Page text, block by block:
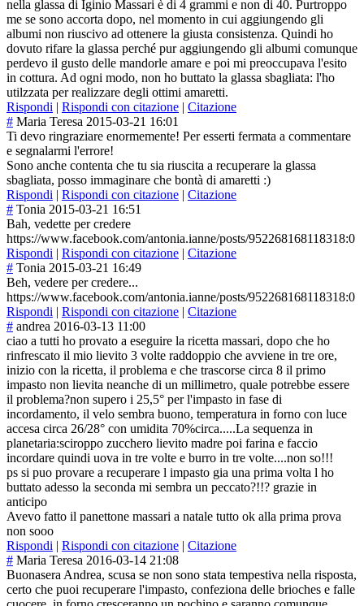
nella glassa di Iginio Massari è di 4 grammi e non di 40. Purtroppo
me se sono accorta dopo, nel momento in cui aggiungendo gli
albumi non riuscivo ad ottenere la giusta consistenza. Quindi ho
dovuto rifare la glassa perché pur aggiungendo gli albumi comunque
perdevo il gusto delle mandorle amare e poi mi preoccupava l'esito
in cottura. Ad ogni modo, non ho buttato la glassa sbagliata: l'ho
utilzzata per realizzare degli ottimi amaretti.
Rispondi | Rispondi con citazione | Citazione
# Maria Teresa 2015-03-21 16:01
Ti devo ringraziare enormemente! Per esserti fermata a commentare
e segnalarmi l'errore!
Sono anche contenta che tu sia riuscita a recuperare la glassa
sbagliata, posso immaginare che bontà di amaretti :)
Rispondi | Rispondi con citazione | Citazione
# Tonia 2015-03-21 16:51
Bah, vedette per credere
https://www.facebook.com/antonia.ianne/posts/952268168118318:0
Rispondi | Rispondi con citazione | Citazione
# Tonia 2015-03-21 16:49
Beh, vedere per credere...
https://www.facebook.com/antonia.ianne/posts/952268168118318:0
Rispondi | Rispondi con citazione | Citazione
# andrea 2016-03-13 11:00
ciao a tutti ho provato a eseguire la ricetta massari, dopo che ho
rinfrescato il mio lievito 3 volte raddoppio che avviene in tre ore,
inizio con la ricetta, il problema e che trascorse circa 8 il primo
impasto non lievita neanche di un millimetro, quale potrebbe essere
il problema?non supero i 25,5° per l'impasto in fase di
incordamento, il velo sembra buono, temperatura in forno con luce
accesa circa 26/28° con umidita 70%circa.....La sequenza in
planetaria:sciroppo zucchero lievito madre poi farina e faccio
incordare quindi uova in tre volte e burro in tre volte....non so!!!
ps si puo provare a recuperare l impasto gia una prima volta l ho
buttato adesso la seconda mi sembra un peccato?!!? grazie in
anticipo
Avevo fatto il panettone massari a natale tutto ok alla prima prova
non sooo
Rispondi | Rispondi con citazione | Citazione
# Maria Teresa 2016-03-14 21:08
Buonasera Andrea, scusa se non sono stata tempestiva nella risposta,
certo che puoi recuperare l'impasto, confeziona delle brioches e falle